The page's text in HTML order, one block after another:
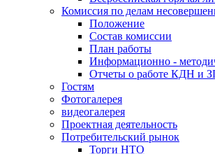
Комиссия по делам
Положение
Состав комиссии
План работы
Информационно -
Отчеты о работе КДН и
Гостям
Фотогалерея
видеогалерея
Проектная деятельность
Потребительский рынок
Торги НТО